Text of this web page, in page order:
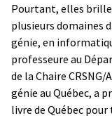
Pourtant, elles
plusieurs domaines
génie, en
professeure au
de la Chaire
génie au Québec, a
livre de Québec